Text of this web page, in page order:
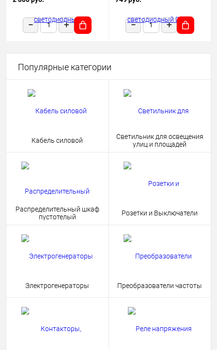
Популярные категории
Кабель силовой
Светильник для освещения
улиц и площадей
Распределительный шкаф
пустотелый
Розетки и Выключатели
Электрогенераторы Преобразователи частоты